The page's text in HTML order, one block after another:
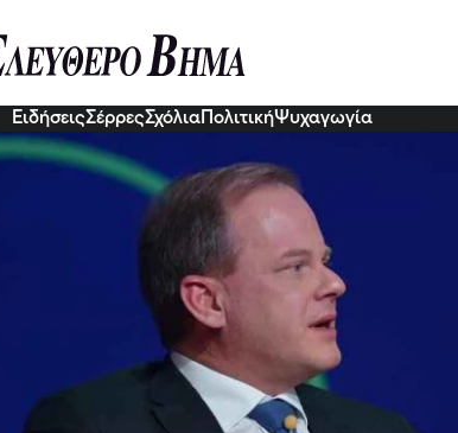
ΕιδήσειςΣέρρεςΣχόλια ΠολιτικήΨυχαγωγία
Τα έργα του
στην ανάπτυξη του